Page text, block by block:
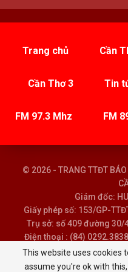
Trang chủ Cần
Cần Thơ 3 Tin
FM 97.3 Mhz FM
© 2026 - TRANG TTĐT BÁO
Giám đốc:
Giấy phép số: 153/GP-
Trụ sở: số 409 đường 30/
Điện thoại : (84)
Email :
This website uses cookies
assume you're ok with